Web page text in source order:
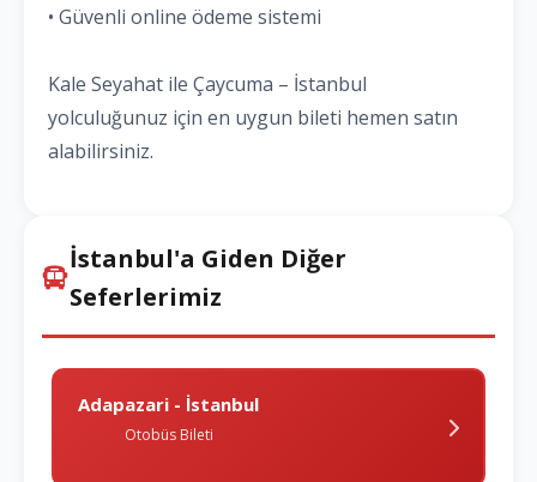
• Güvenli online ödeme sistemi
Kale Seyahat ile Çaycuma – İstanbul
yolculuğunuz için en uygun bileti hemen satın
alabilirsiniz.
İstanbul'a Giden Diğer
Seferlerimiz
Adapazari - İstanbul
Otobüs Bileti